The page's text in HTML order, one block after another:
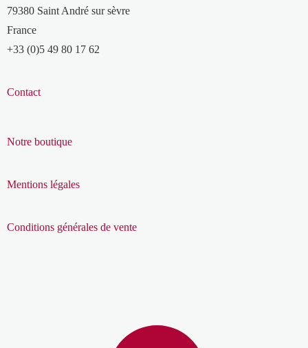
79380 Saint André sur sèvre
France
+33 (0)5 49 80 17 62
Contact
Notre boutique
Mentions légales
Conditions générales de vente